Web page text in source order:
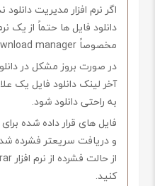
اگر نرم افزار مدیریت
دانلود فایل ها حتماً از یک
مخصوصاً internet download manager استفاده کنید.
در صورت بروز مشکل در
آخر لینک دانلود فایل یک
به راحتی دانلود شود.
فایل های قرار داده شده
و دریافت سریعتر فشرده
کنید.